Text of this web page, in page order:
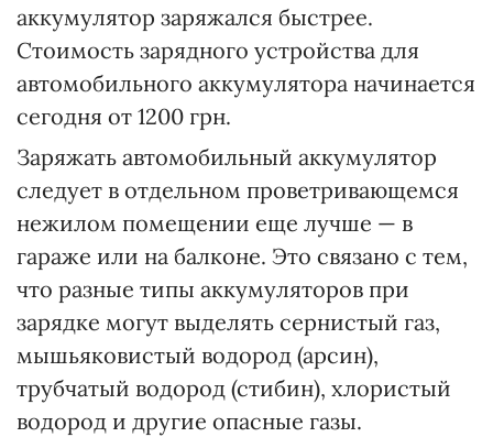
аккумулятор заряжался быстрее.
Стоимость зарядного устройства для
автомобильного аккумулятора начинается
сегодня от 1200 грн.
Заряжать автомобильный аккумулятор
следует в отдельном проветривающемся
нежилом помещении еще лучше — в
гараже или на балконе. Это связано с тем,
что разные типы аккумуляторов при
зарядке могут выделять сернистый газ,
мышьяковистый водород (арсин),
трубчатый водород (стибин), хлористый
водород и другие опасные газы.